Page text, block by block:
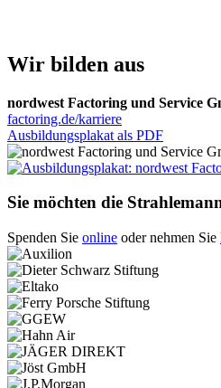
Wir bilden aus
nordwest Factoring und Service
factoring.de/karriere
Ausbildungsplakat als PDF
Sie möchten die
Spenden Sie online oder nehmen Sie